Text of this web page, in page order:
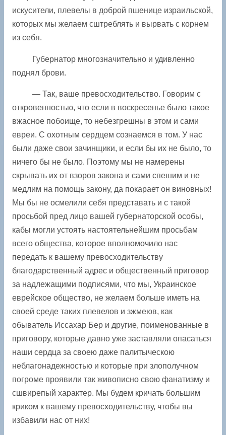
искусители, плевелы в доброй пшенице израильской,
которых мы желаем сштреблять и вырвать с корнем
из себя.
Губернатор многозначительно и удивленно
поднял брови.
— Так, ваше превосходительство. Говорим с
откровенностью, что если в воскресенье было такое
вжасное побоище, то небезгрешны в этом и сами
евреи. С охотным сердцем сознаемся в том. У нас
были даже свои зачинщики, и если бы их не было, то
ничего бы не было. Поэтому мы не намерены
скрывать их от взоров закона и сами спешим и не
медлим на помощь закону, да покарает он виновных!
Мы бы не осмелили себя представать и с такой
просьбой пред лицо вашей губернаторской особы,
кабы могли устоять настоятельнейшим просьбам
всего общества, которое вполномочило нас
передать к вашему превосходительству
благодарственный адрес и общественный приговор
за надлежащими подписями, что мы, Украинское
еврейское общество, не желаем больше иметь на
своей среде таких плевелов и зжмеюв, как
обыватель Иссахар Бер и другие, поименованные в
приговору, которые давно уже заставляли опасаться
наши сердца за своею даже палитыческою
неблагонадежностью и которые при злополучном
погроме проявили так живописно свою фанатизму и
сшвирепый характер. Мы будем кричать большим
криком к вашему превосходительству, чтобы вы
избавили нас от них!